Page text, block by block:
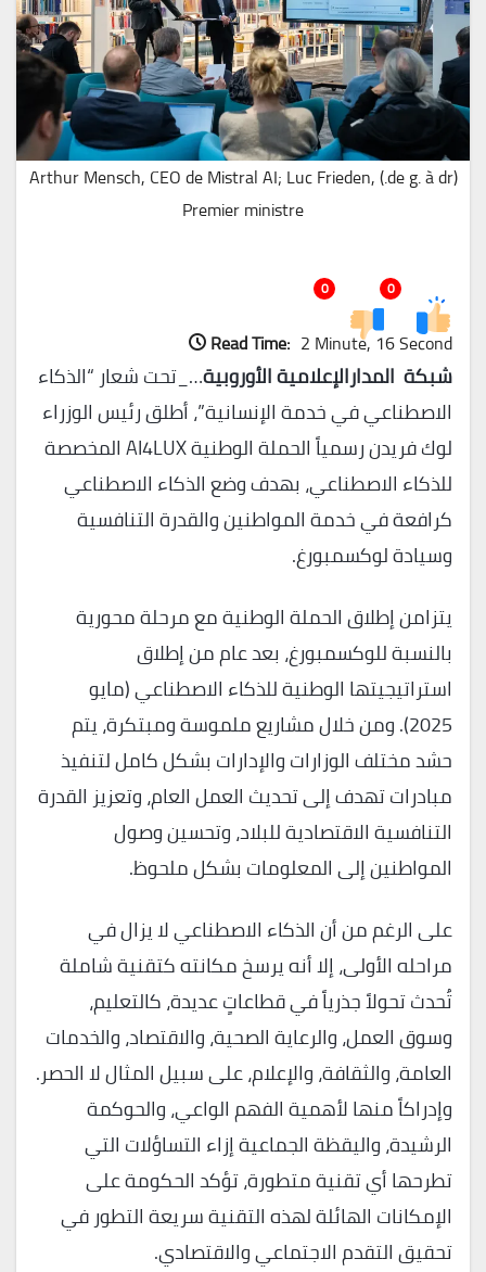
(de g. à dr.) Arthur Mensch, CEO de Mistral AI; Luc Frieden,
Premier ministre
0
0
Read Time: 2 Minute, 16 Second
شبكة المدارالإعلامية الأوروبية…_تحت شعار “الذكاء
الاصطناعي في خدمة الإنسانية”، أطلق رئيس الوزراء
لوك فريدن رسمياً الحملة الوطنية AI4LUX المخصصة
للذكاء الاصطناعي، بهدف وضع الذكاء الاصطناعي
كرافعة في خدمة المواطنين والقدرة التنافسية
وسيادة لوكسمبورغ.
يتزامن إطلاق الحملة الوطنية مع مرحلة محورية
بالنسبة للوكسمبورغ، بعد عام من إطلاق
استراتيجيتها الوطنية للذكاء الاصطناعي (مايو
2025). ومن خلال مشاريع ملموسة ومبتكرة، يتم
حشد مختلف الوزارات والإدارات بشكل كامل لتنفيذ
مبادرات تهدف إلى تحديث العمل العام، وتعزيز القدرة
التنافسية الاقتصادية للبلاد، وتحسين وصول
المواطنين إلى المعلومات بشكل ملحوظ.
على الرغم من أن الذكاء الاصطناعي لا يزال في
مراحله الأولى، إلا أنه يرسخ مكانته كتقنية شاملة
تُحدث تحولاً جذرياً في قطاعاتٍ عديدة، كالتعليم،
وسوق العمل، والرعاية الصحية، والاقتصاد، والخدمات
العامة، والثقافة، والإعلام، على سبيل المثال لا الحصر.
وإدراكاً منها لأهمية الفهم الواعي، والحوكمة
الرشيدة، واليقظة الجماعية إزاء التساؤلات التي
تطرحها أي تقنية متطورة، تؤكد الحكومة على
الإمكانات الهائلة لهذه التقنية سريعة التطور في
تحقيق التقدم الاجتماعي والاقتصادي.